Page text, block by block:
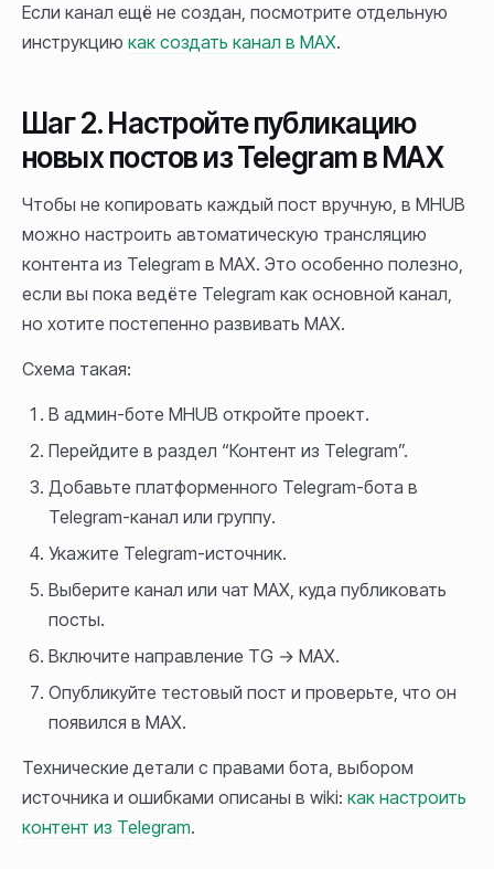
Если канал ещё не создан, посмотрите отдельную
инструкцию как создать канал в MAX.
Шаг 2. Настройте публикацию
новых постов из Telegram в MAX
Чтобы не копировать каждый пост вручную, в MHUB
можно настроить автоматическую трансляцию
контента из Telegram в MAX. Это особенно полезно,
если вы пока ведёте Telegram как основной канал,
но хотите постепенно развивать MAX.
Схема такая:
В админ-боте MHUB откройте проект.
Перейдите в раздел “Контент из Telegram”.
Добавьте платформенного Telegram-бота в
Telegram-канал или группу.
Укажите Telegram-источник.
Выберите канал или чат MAX, куда публиковать
посты.
Включите направление TG → MAX.
Опубликуйте тестовый пост и проверьте, что он
появился в MAX.
Технические детали с правами бота, выбором
источника и ошибками описаны в wiki: как настроить
контент из Telegram.